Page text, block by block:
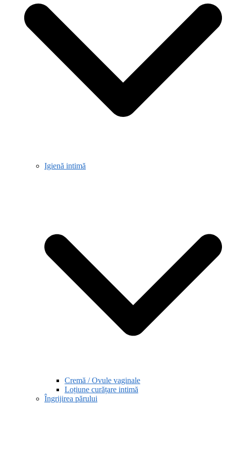
Igienă intimă
Cremă / Ovule vaginale
Loțiune curățare intimă
Îngrijirea părului